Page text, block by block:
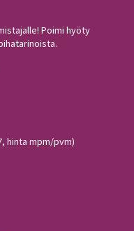
Poimi hyöty
hinta mpm/pvm)